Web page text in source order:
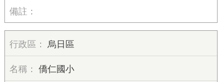
烏日區
僑仁國小